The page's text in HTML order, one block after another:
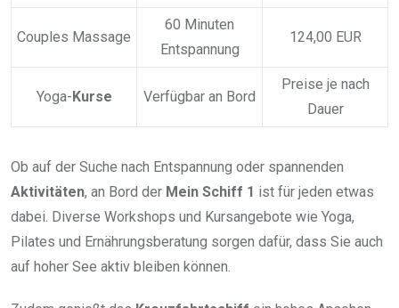
Couples Massage
60 Minuten
Entspannung
124,00 EUR
Yoga- Kurse Verfügbar an Bord
Preise je nach
Dauer
Ob auf der Suche nach Entspannung oder spannenden
Aktivitäten, an Bord der Mein Schiff 1 ist für jeden etwas
dabei. Diverse Workshops und Kursangebote wie Yoga,
Pilates und Ernährungsberatung sorgen dafür, dass Sie auch
auf hoher See aktiv bleiben können.